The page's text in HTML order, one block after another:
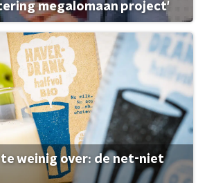
megalomaan project'
weinig over: de net-niet